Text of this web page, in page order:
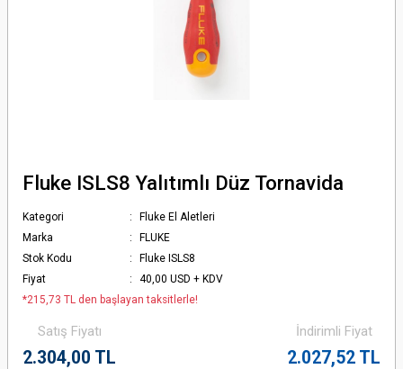
Fluke ISLS8 Yalıtımlı Düz Tornavida
Kategori
Fluke El Aletleri
Marka
FLUKE
Stok Kodu
Fluke ISLS8
Fiyat
40,00 USD + KDV
*215,73 TL den başlayan taksitlerle!
Satış Fiyatı
2.304,00 TL
İndirimli Fiyat
2.027,52 TL